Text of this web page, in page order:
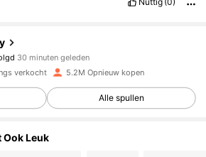
het browsen
Volgersverkocht 5.2M Opnieuw kopen
Alle spullen
Ook Leuk